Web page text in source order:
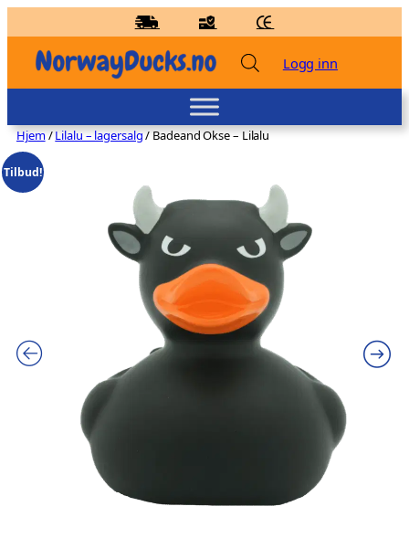
Badeand Gartner – Kvakky Duck
kr159,00
til
innhold
Logg inn
Hjem/Lilalu – lagersalg/ Badeand Okse – Lilalu
Tilbud!